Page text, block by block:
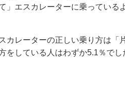
」エスカレーターに乗っている
カレーターの正しい乗り方は「
をしている人はわずか5.1％でし